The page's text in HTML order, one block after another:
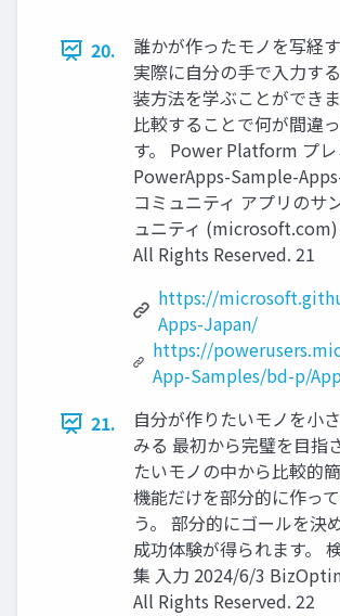
20.
誰かが作ったモノを写経
実際に自分の手で入力す
装方法を学ぶことができ
比較することで何が間違
す。 Power Platform プレ
PowerApps-Sample-
コミュニティ アプリの
ュニティ
All Rights Reserved. 21
https://
Apps-Japan/
https://
App-Samples/bd-p/
21.
自分が作りたいモノを小
みる 最初から完璧を目指
たいモノの中から比較的
機能だけを部分的に作っ
う。 部分的にゴールを決
成功体験が得られます。
集 入力 2024/6/3
All Rights Reserved. 22